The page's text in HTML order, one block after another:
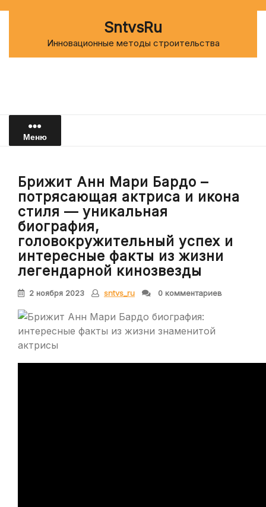
SntvsRu
Инновационные методы строительства
Меню
Брижит Анн Мари Бардо –
потрясающая актриса и икона
стиля — уникальная
биография,
головокружительный успех и
интересные факты из жизни
легендарной кинозвезды
2 ноября 2023 sntvs_ru 0 комментариев